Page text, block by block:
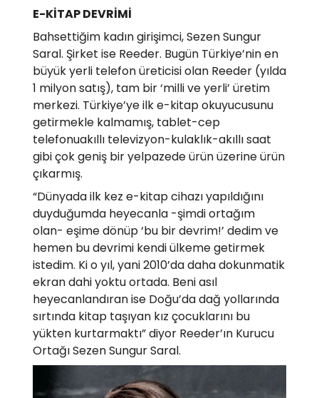
E-KİTAP DEVRİMİ
Bahsettiğim kadın girişimci, Sezen Sungur
Saral. Şirket ise Reeder. Bugün Türkiye’nin en
büyük yerli telefon üreticisi olan Reeder (yılda
1 milyon satış), tam bir ‘milli ve yerli’ üretim
merkezi. Türkiye’ye ilk e-kitap okuyucusunu
getirmekle kalmamış, tablet-cep
telefonuakıllı televizyon-kulaklık-akıllı saat
gibi çok geniş bir yelpazede ürün üzerine ürün
çıkarmış.
“Dünyada ilk kez e-kitap cihazı yapıldığını
duyduğumda heyecanla -şimdi ortağım
olan- eşime dönüp ‘bu bir devrim!’ dedim ve
hemen bu devrimi kendi ülkeme getirmek
istedim. Ki o yıl, yani 2010’da daha dokunmatik
ekran dahi yoktu ortada. Beni asıl
heyecanlandıran ise Doğu’da dağ yollarında
sırtında kitap taşıyan kız çocuklarını bu
yükten kurtarmaktı” diyor Reeder’ın Kurucu
Ortağı Sezen Sungur Saral.